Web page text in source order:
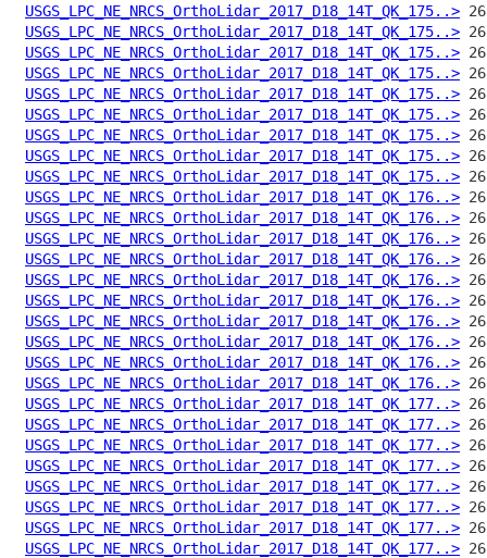
USGS_LPC_NE_NRCS_OrthoLidar_2017_D18_14T_QK_175..>
USGS_LPC_NE_NRCS_OrthoLidar_2017_D18_14T_QK_175..>
USGS_LPC_NE_NRCS_OrthoLidar_2017_D18_14T_QK_175..>
USGS_LPC_NE_NRCS_OrthoLidar_2017_D18_14T_QK_175..>
USGS_LPC_NE_NRCS_OrthoLidar_2017_D18_14T_QK_175..>
USGS_LPC_NE_NRCS_OrthoLidar_2017_D18_14T_QK_175..>
USGS_LPC_NE_NRCS_OrthoLidar_2017_D18_14T_QK_175..>
USGS_LPC_NE_NRCS_OrthoLidar_2017_D18_14T_QK_175..>
USGS_LPC_NE_NRCS_OrthoLidar_2017_D18_14T_QK_175..>
USGS_LPC_NE_NRCS_OrthoLidar_2017_D18_14T_QK_176..>
USGS_LPC_NE_NRCS_OrthoLidar_2017_D18_14T_QK_176..>
USGS_LPC_NE_NRCS_OrthoLidar_2017_D18_14T_QK_176..>
USGS_LPC_NE_NRCS_OrthoLidar_2017_D18_14T_QK_176..>
USGS_LPC_NE_NRCS_OrthoLidar_2017_D18_14T_QK_176..>
USGS_LPC_NE_NRCS_OrthoLidar_2017_D18_14T_QK_176..>
USGS_LPC_NE_NRCS_OrthoLidar_2017_D18_14T_QK_176..>
USGS_LPC_NE_NRCS_OrthoLidar_2017_D18_14T_QK_176..>
USGS_LPC_NE_NRCS_OrthoLidar_2017_D18_14T_QK_176..>
USGS_LPC_NE_NRCS_OrthoLidar_2017_D18_14T_QK_176..>
USGS_LPC_NE_NRCS_OrthoLidar_2017_D18_14T_QK_177..>
USGS_LPC_NE_NRCS_OrthoLidar_2017_D18_14T_QK_177..>
USGS_LPC_NE_NRCS_OrthoLidar_2017_D18_14T_QK_177..>
USGS_LPC_NE_NRCS_OrthoLidar_2017_D18_14T_QK_177..>
USGS_LPC_NE_NRCS_OrthoLidar_2017_D18_14T_QK_177..>
USGS_LPC_NE_NRCS_OrthoLidar_2017_D18_14T_QK_177..>
USGS_LPC_NE_NRCS_OrthoLidar_2017_D18_14T_QK_177..>
USGS_LPC_NE_NRCS_OrthoLidar_2017_D18_14T_QK_177..>